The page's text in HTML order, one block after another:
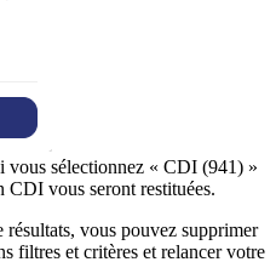
vous sélectionnez « CDI (941) »
CDI vous seront restituées.
résultats, vous pouvez supprimer
filtres et critères et relancer votre